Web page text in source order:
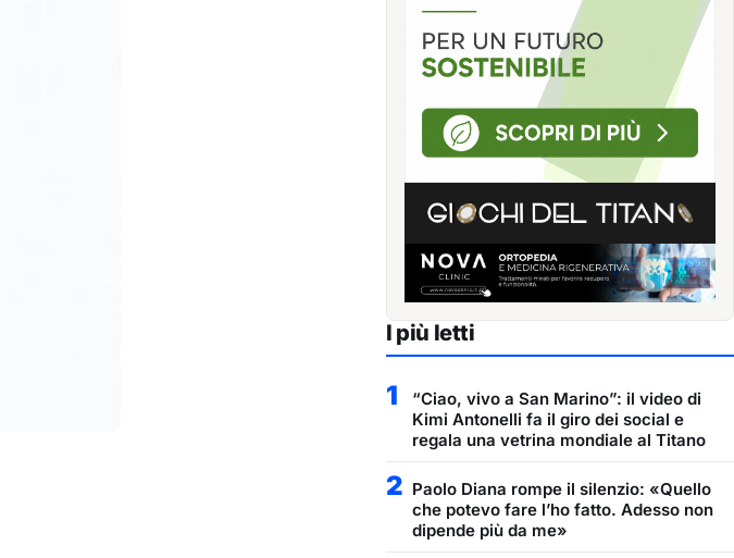
I più letti
1
“Ciao, vivo a San Marino”: il video di
Kimi Antonelli fa il giro dei social e
regala una vetrina mondiale al Titano
2 Paolo Diana rompe il silenzio: «Quello
che potevo fare l’ho fatto. Adesso non
dipende più da me»